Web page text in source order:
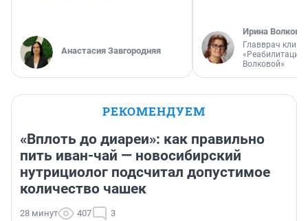
Анастасия Завгородняя
Ирина Волкова
Главврач
«Реабилитация
Волковой»
РЕКОМЕНДУЕМ
«Вплоть до диареи»: как правильно
пить иван-чай — новосибирский
нутрициолог подсчитал допустимое
количество чашек
28 минут 407 3